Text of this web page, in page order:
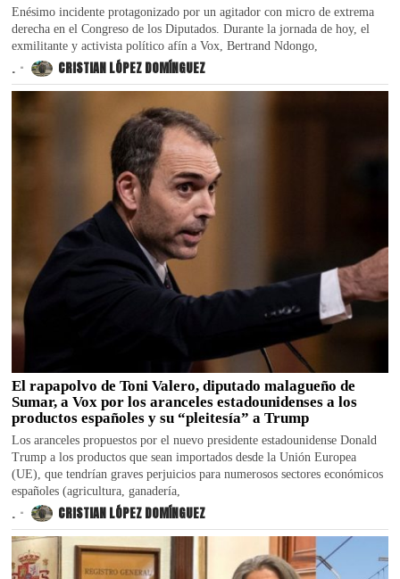
Enésimo incidente protagonizado por un agitador con micro de extrema
derecha en el Congreso de los Diputados. Durante la jornada de hoy, el
exmilitante y activista político afín a Vox, Bertrand Ndongo,
. CRISTIAN LÓPEZ DOMÍNGUEZ
El rapapolvo de Toni Valero, diputado malagueño de
Sumar, a Vox por los aranceles estadounidenses a los
productos españoles y su “pleitesía” a Trump
Los aranceles propuestos por el nuevo presidente estadounidense Donald
Trump a los productos que sean importados desde la Unión Europea
(UE), que tendrían graves perjuicios para numerosos sectores económicos
españoles (agricultura, ganadería,
. CRISTIAN LÓPEZ DOMÍNGUEZ